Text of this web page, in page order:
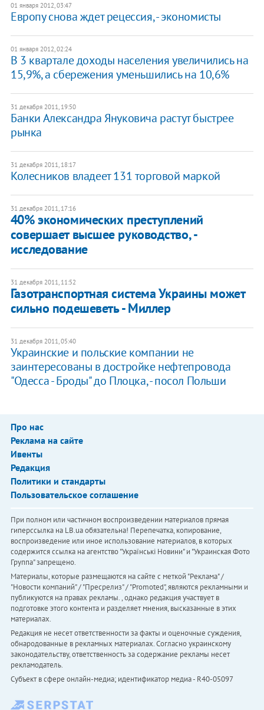
01 января 2012, 03:47
Европу снова ждет рецессия, - экономисты
01 января 2012, 02:24
​В 3 квартале доходы населения увеличились на
15,9%, а сбережения уменьшились на 10,6%
31 декабря 2011, 19:50
Банки Александра Януковича растут быстрее
рынка
31 декабря 2011, 18:17
Колесников владеет 131 торговой маркой
31 декабря 2011, 17:16
40% экономических преступлений
совершает высшее руководство, -
исследование
31 декабря 2011, 11:52
​Газотранспортная система Украины может
сильно подешеветь - Миллер
31 декабря 2011, 05:40
​Украинские и польские компании не
заинтересованы в достройке нефтепровода
"Одесса - Броды" до Плоцка, - посол Польши
Про нас
Реклама на сайте
Ивенты
Редакция
Политики и стандарты
Пользовательское соглашение
При полном или частичном воспроизведении материалов прямая
гиперссылка на LB.ua обязательна! Перепечатка, копирование,
воспроизведение или иное использование материалов, в которых
содержится ссылка на агентство "Українськi Новини" и "Украинская Фото
Группа" запрещено.
Материалы, которые размещаются на сайте с меткой "Реклама" /
"Новости компаний" / "Пресрелиз" / "Promoted", являются рекламными и
публикуются на правах рекламы. , однако редакция участвует в
подготовке этого контента и разделяет мнения, высказанные в этих
материалах.
Редакция не несет ответственности за факты и оценочные суждения,
обнародованные в рекламных материалах. Согласно украинскому
законодательству, ответственность за содержание рекламы несет
рекламодатель.
Субъект в сфере онлайн-медиа; идентификатор медиа - R40-05097